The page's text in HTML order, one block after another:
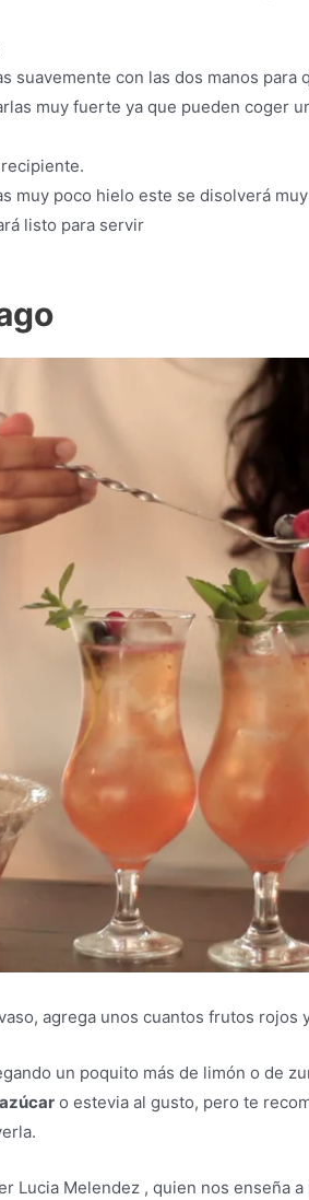
suavemente con las dos manos para
muy fuerte ya que pueden coger
muy poco hielo este se disolverá
listo para servir
agrega unos cuantos frutos rojos
un poquito más de limón o de
o estevia al gusto, pero te
Lucia Melendez , quien nos enseña